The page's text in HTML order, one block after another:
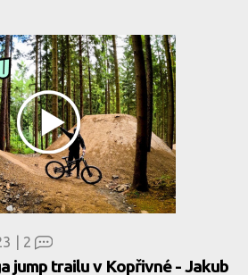
| 2
jump trailu v Kopřivné - Jakub